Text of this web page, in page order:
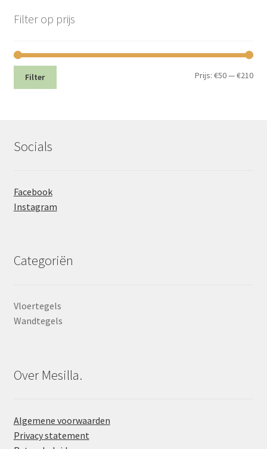
Filter op prijs
Min.
Filter Prijs:€50—€210
Socials
Facebook
Instagram
Categoriën
Vloertegels
Wandtegels
Over Mesilla.
Algemene voorwaarden
Privacy statement